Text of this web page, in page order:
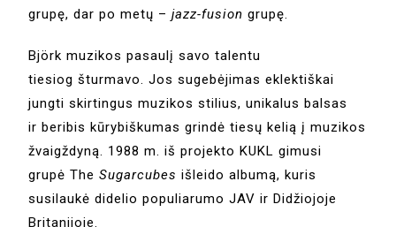
grupę, dar po metų –jazz-fusion grupę.
Björk muzikos pasaulį savo talentu
tiesiog šturmavo. Jos sugebėjimas eklektiškai
jungti skirtingus muzikos stilius, unikalus balsas
ir beribis kūrybiškumas grindė tiesų kelią į muzikos
žvaigždyną. 1988 m. iš projekto KUKL gimusi
grupė TheSugarcubes išleido albumą, kuris
susilaukė didelio populiarumo JAV ir Didžiojoje
Britanijoje.